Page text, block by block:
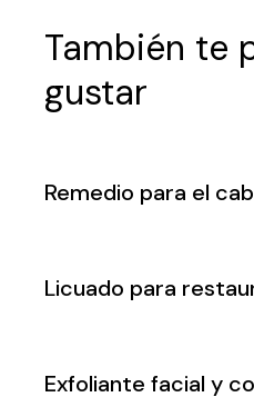
También te
gustar
Remedio para el
Licuado para
Exfoliante facial y